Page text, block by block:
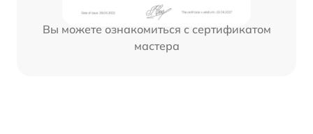
Вы можете ознакомиться с сертификатом
мастера